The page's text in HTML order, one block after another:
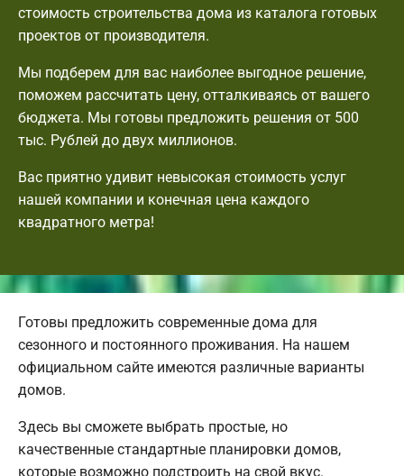
стоимость строительства дома из каталога готовых
проектов от производителя.
Мы подберем для вас наиболее выгодное решение,
поможем рассчитать цену, отталкиваясь от вашего
бюджета. Мы готовы предложить решения от 500
тыс. Рублей до двух миллионов.
Вас приятно удивит невысокая стоимость услуг
нашей компании и конечная цена каждого
квадратного метра!
Готовы предложить современные дома для
сезонного и постоянного проживания. На нашем
официальном сайте имеются различные варианты
домов.
Здесь вы сможете выбрать простые, но
качественные стандартные планировки домов,
которые возможно подстроить на свой вкус.